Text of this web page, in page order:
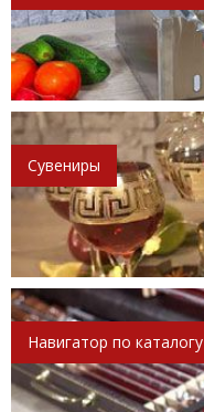
Сувениры
Навигатор по каталогу